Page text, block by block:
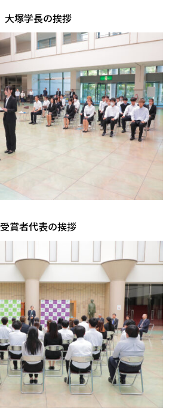
大塚学長の挨拶
受賞者代表の挨拶